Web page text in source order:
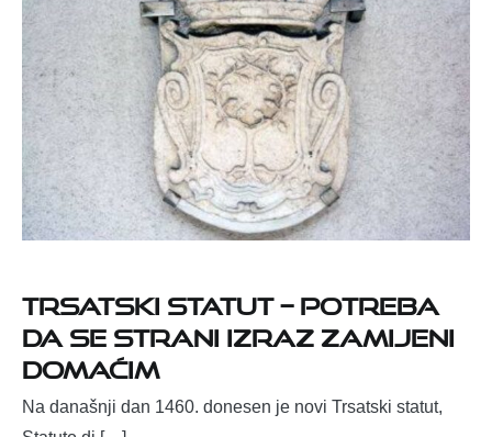
Trsatski statut – potreba
da se strani izraz zamijeni
domaćim
Na današnji dan 1460. donesen je novi Trsatski statut,